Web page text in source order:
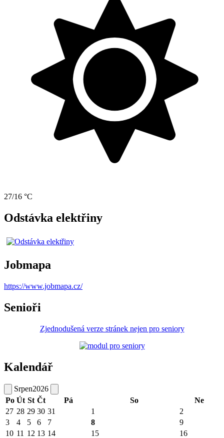
27/16 °C
Odstávka elektřiny
Jobmapa
https://www.jobmapa.cz/
Senioři
Zjednodušená verze stránek nejen pro seniory
Kalendář
Srpen2026
Po Út St Čt Pá So
Ne
27 28 29 30 31 1
2
3
4 5 6 7 8
9
10 11 12 13 14 15
16